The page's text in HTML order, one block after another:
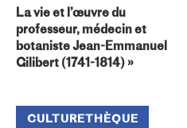
La vie et l’œuvre du
professeur, médecin et
botaniste Jean-Emmanuel
Gilibert (1741-1814) »
CULTURETHÈQUE